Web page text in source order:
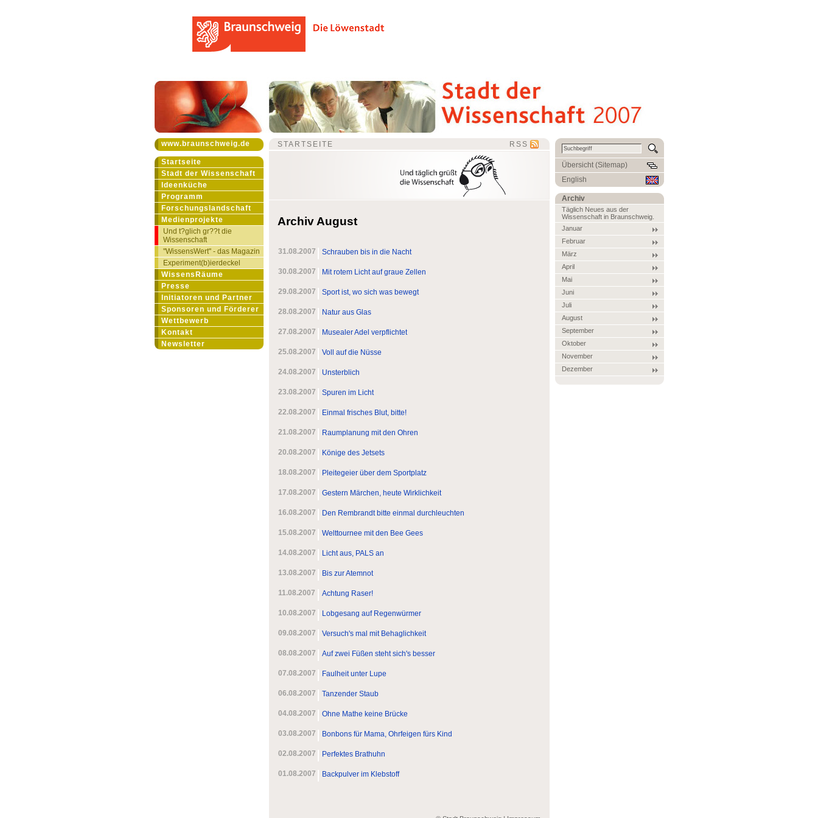
www.braunschweig.de
Startseite
Stadt der Wissenschaft
Ideenküche
Programm
Forschungslandschaft
Medienprojekte
Und t?glich gr??t die
Wissenschaft
''WissensWert'' - das Magazin
Experiment(b)ierdeckel
WissensRäume
Presse
Initiatoren und Partner
Sponsoren und Förderer
Wettbewerb
Kontakt
Newsletter
Übersicht (Sitemap)
English
Archiv
Täglich Neues aus der
Wissenschaft in Braunschweig.
Januar
Februar
März
April
Mai
Juni
Juli
August
September
Oktober
November
Dezember
RSS
STARTSEITE
Archiv August
31.08.2007 Schrauben bis in die Nacht
30.08.2007 Mit rotem Licht auf graue Zellen
29.08.2007 Sport ist, wo sich was bewegt
28.08.2007 Natur aus Glas
27.08.2007 Musealer Adel verpflichtet
25.08.2007 Voll auf die Nüsse
24.08.2007 Unsterblich
23.08.2007 Spuren im Licht
22.08.2007 Einmal frisches Blut, bitte!
21.08.2007 Raumplanung mit den Ohren
20.08.2007 Könige des Jetsets
18.08.2007 Pleitegeier über dem Sportplatz
17.08.2007 Gestern Märchen, heute Wirklichkeit
16.08.2007 Den Rembrandt bitte einmal durchleuchten
15.08.2007 Welttournee mit den Bee Gees
14.08.2007 Licht aus, PALS an
13.08.2007 Bis zur Atemnot
11.08.2007 Achtung Raser!
10.08.2007 Lobgesang auf Regenwürmer
09.08.2007 Versuch's mal mit Behaglichkeit
08.08.2007 Auf zwei Füßen steht sich's besser
07.08.2007 Faulheit unter Lupe
06.08.2007 Tanzender Staub
04.08.2007 Ohne Mathe keine Brücke
03.08.2007 Bonbons für Mama, Ohrfeigen fürs Kind
02.08.2007 Perfektes Brathuhn
01.08.2007 Backpulver im Klebstoff